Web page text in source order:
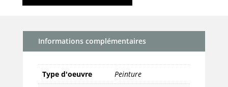
Notre
Informations complémentaires
Type d'oeuvre
Peinture